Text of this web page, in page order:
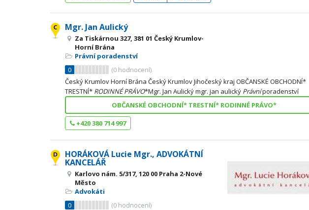
Mgr. Jan Aulický
Za Tiskárnou 327, 381 01 Český Krumlov-
Horní Brána
Právní poradenství
0
(0 hodnocení)
Český Krumlov Horní Brána Český Krumlov Jihočeský kraj OBČANSKÉ OBCHODNÍ*
TRESTNÍ* RODINNÉ PRÁVO*Mgr. Jan Aulický mgr. jan aulický Právníporadenství
OBČANSKÉ OBCHODNÍ* TRESTNÍ* RODINNÉ PRÁVO*
+420 380 714 997
HORÁKOVÁ Lucie Mgr., ADVOKÁTNÍ
KANCELÁŘ
Karlovo nám. 5/317, 120 00 Praha 2-Nové
Město
Advokáti
0
(0 hodnocení)